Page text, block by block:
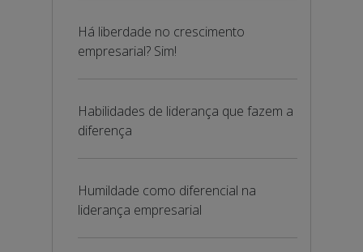
Há liberdade no crescimento
empresarial? Sim!
Habilidades de liderança que fazem a
diferença
Humildade como diferencial na
liderança empresarial